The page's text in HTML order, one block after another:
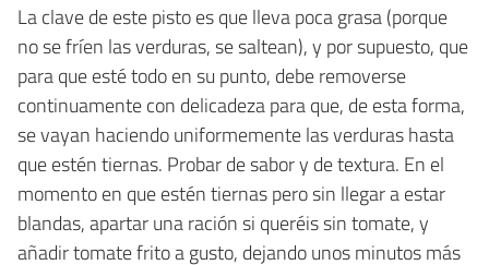
La clave de este pisto es que lleva poca grasa (porque
no se fríen las verduras, se saltean), y por supuesto, que
para que esté todo en su punto, debe removerse
continuamente con delicadeza para que, de esta forma,
se vayan haciendo uniformemente las verduras hasta
que estén tiernas. Probar de sabor y de textura. En el
momento en que estén tiernas pero sin llegar a estar
blandas, apartar una ración si queréis sin tomate, y
añadir tomate frito a gusto, dejando unos minutos más